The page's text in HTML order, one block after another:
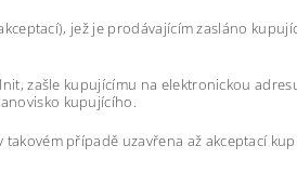
jež je prodávajícím zasláno
zašle kupujícímu na elektronickou
kupujícího.
případě uzavřena až akceptací